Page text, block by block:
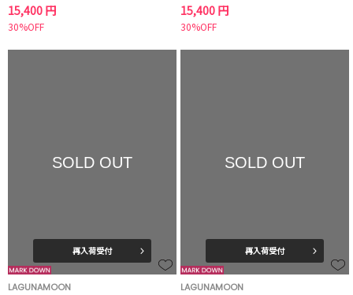
15,400 円
30%OFF
15,400 円
30%OFF
SOLD OUT
再入荷受付
LAGUNAMOON
SOLD OUT
再入荷受付
LAGUNAMOON